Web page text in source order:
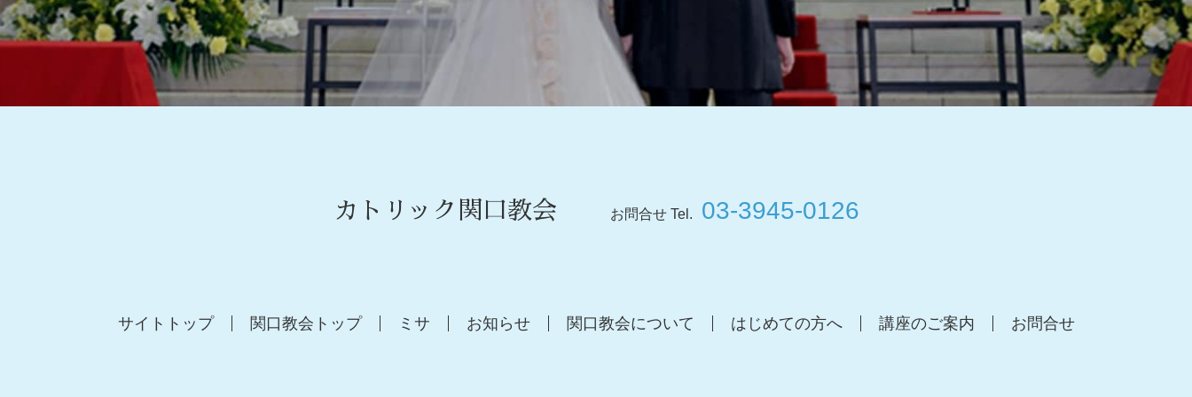
カトリック関口教会 お問合せ Tel. 03-3945-0126
サイトトップ 関口教会トップ ミサ お知らせ 関口教会について はじめての方へ 講座のご案内 お問合せ